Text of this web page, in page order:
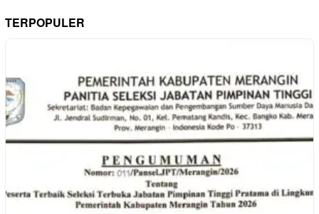
TERPOPULER